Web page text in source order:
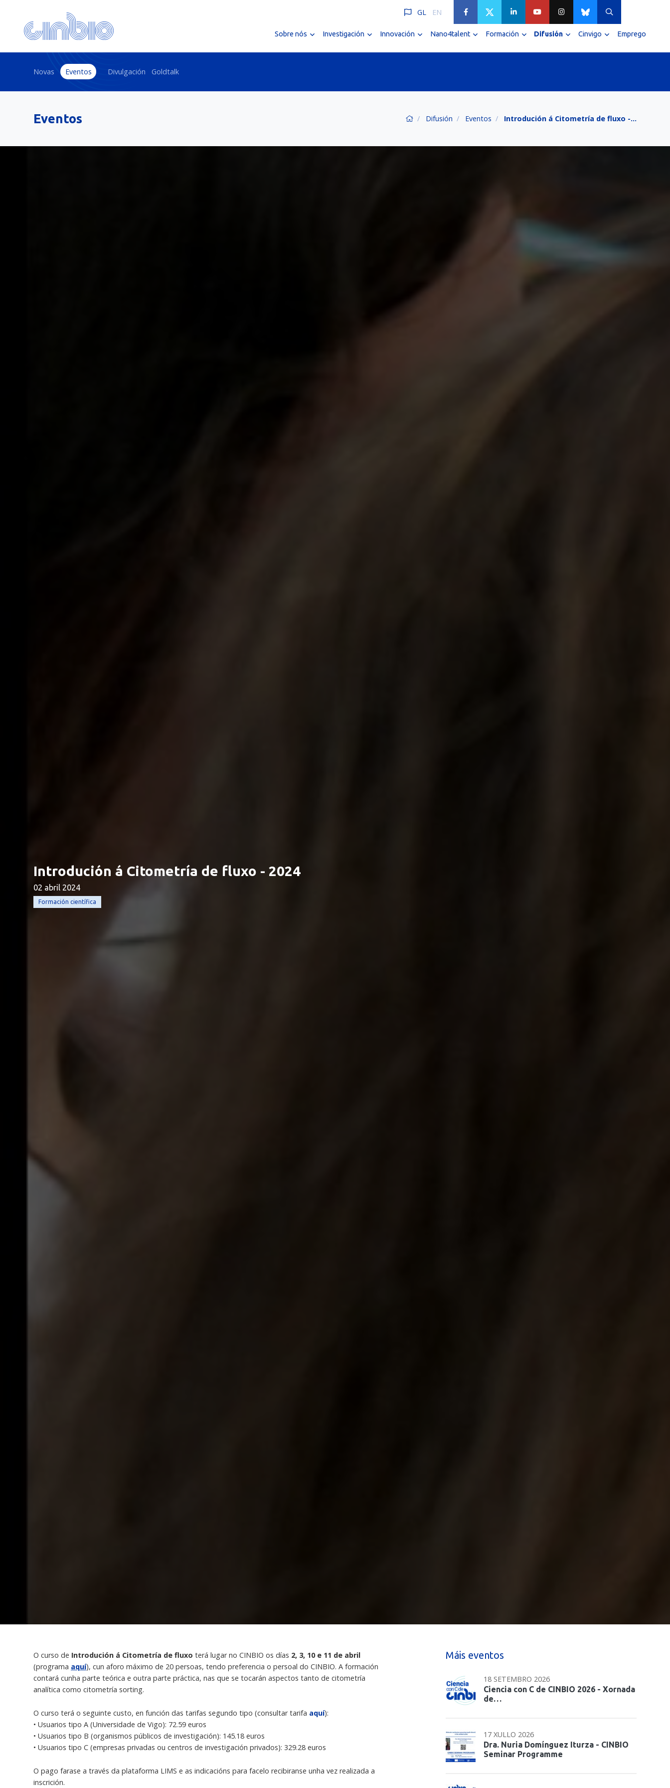
GL EN
Sobre nós Investigación Innovación Nano4talent Formación Difusión Cinvigo Emprego
Novas Eventos Divulgación Goldtalk
Eventos Difusión Eventos Introdución á Citometría de fluxo -…
Introdución á Citometría de fluxo - 2024
02 abril 2024
Formación científica
O curso de Introdución á Citometría de fluxo terá lugar no CINBIO os días 2, 3, 10 e 11 de abril
(programa aquí), cun aforo máximo de 20 persoas, tendo preferencia o persoal do CINBIO. A formación
contará cunha parte teórica e outra parte práctica, nas que se tocarán aspectos tanto de citometría
analítica como citometría sorting.
O curso terá o seguinte custo, en función das tarifas segundo tipo (consultar tarifa aquí):
• Usuarios tipo A (Universidade de Vigo): 72.59 euros
• Usuarios tipo B (organismos públicos de investigación): 145.18 euros
• Usuarios tipo C (empresas privadas ou centros de investigación privados): 329.28 euros
O pago farase a través da plataforma LIMS e as indicacións para facelo recibiranse unha vez realizada a
inscrición.
Máis eventos
18 SETEMBRO 2026
Ciencia con C de CINBIO 2026 - Xornada
de…
17 XULLO 2026
Dra. Nuria Domínguez Iturza - CINBIO
Seminar Programme